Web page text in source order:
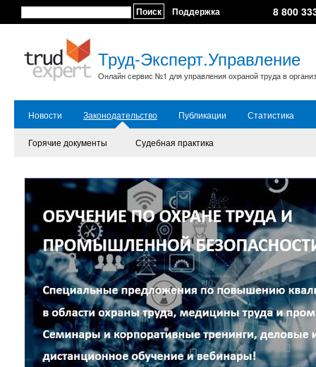
Поиск Поддержка 8 800
Труд-Эксперт.Управление
Онлайн сервис №1 для управления охраной труда в
Новости Законодательство Публикации Статистика
Горячие документы Судебная практика